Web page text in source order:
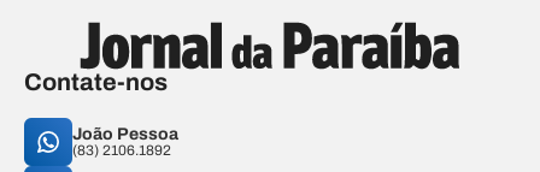
Contate-nos
João Pessoa
(83) 2106.1892